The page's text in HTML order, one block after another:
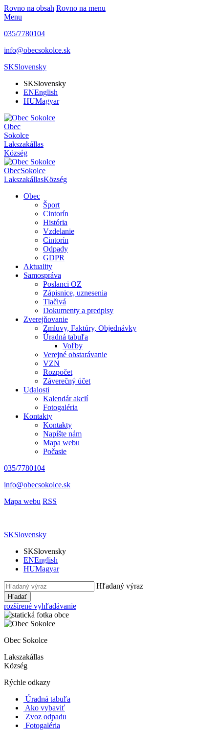
Rovno na obsah Rovno na menu
Menu
035/7780104
info@obecsokolce.sk
SKSlovensky
SKSlovensky
ENEnglish
HUMagyar
Obec
Sokolce
Lakszakállas
Község
ObecSokolce
LakszakállasKözség
Obec
Šport
Cintorín
História
Vzdelanie
Cintorín
Odpady
GDPR
Aktuality
Samospráva
Poslanci OZ
Zápisnice, uznesenia
Tlačivá
Dokumenty a predpisy
Zverejňovanie
Zmluvy, Faktúry, Objednávky
Úradná tabuľa
Voľby
Verejné obstarávanie
VZN
Rozpočet
Záverečný účet
Udalosti
Kalendár akcií
Fotogaléria
Kontakty
Kontakty
Napíšte nám
Mapa webu
Počasie
035/7780104
info@obecsokolce.sk
Mapa webu RSS
SKSlovensky
SKSlovensky
ENEnglish
HUMagyar
Hľadaný výraz
Hľadať
rozšírené vyhľadávanie
Obec Sokolce
Lakszakállas
Község
Rýchle odkazy
Úradná tabuľa
Ako vybaviť
Zvoz odpadu
Fotogaléria